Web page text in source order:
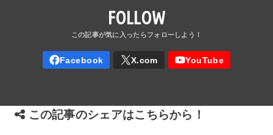
FOLLOW
この記事のシェアはこちらから！